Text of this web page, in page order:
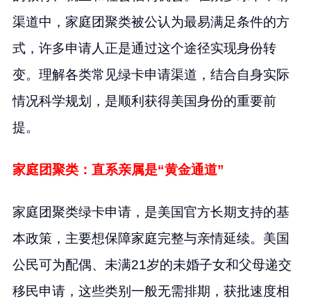
渠道中，家庭团聚类被公认为最易满足条件的方
式，许多申请人正是通过这个途径实现身份转
变。理解各类常见绿卡申请渠道，结合自身实际
情况科学规划，是顺利获得美国身份的重要前
提。
家庭团聚类：直系亲属是“黄金通道”
家庭团聚类绿卡申请，是美国官方长期支持的基
本政策，主要想保障家庭完整与亲情延续。美国
公民可为配偶、未满21岁的未婚子女和父母递交
移民申请，这些类别一般无需排期，获批速度相